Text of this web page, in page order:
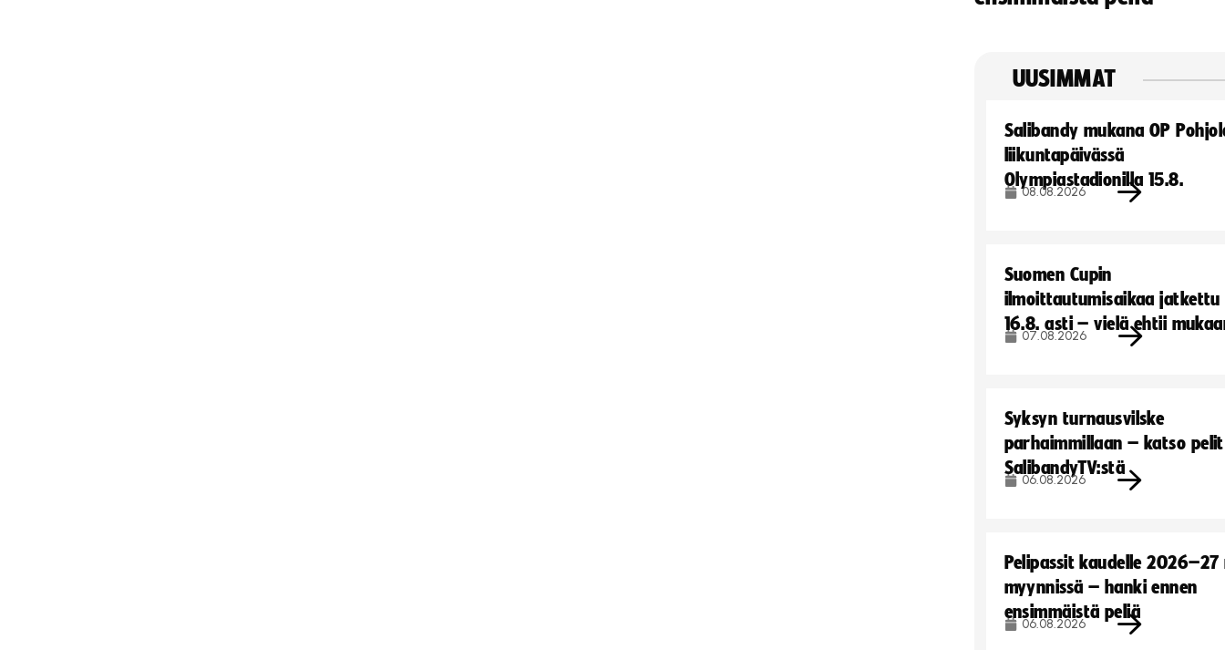
UUSIMMAT
Salibandy mukana OP
liikuntapäivässä
Olympiastadionilla 15.8.
08.08.2026
Suomen Cupin
ilmoittautumisaikaa jatkettu
16.8. asti – vielä ehtii
07.08.2026
Syksyn turnausvilske
parhaimmillaan – katso pelit
SalibandyTV:stä
06.08.2026
Pelipassit kaudelle
myynnissä – hanki ennen
ensimmäistä peliä
06.08.2026